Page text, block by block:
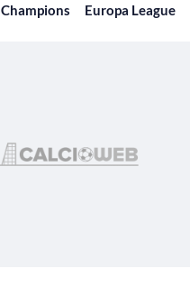
Champions Europa League